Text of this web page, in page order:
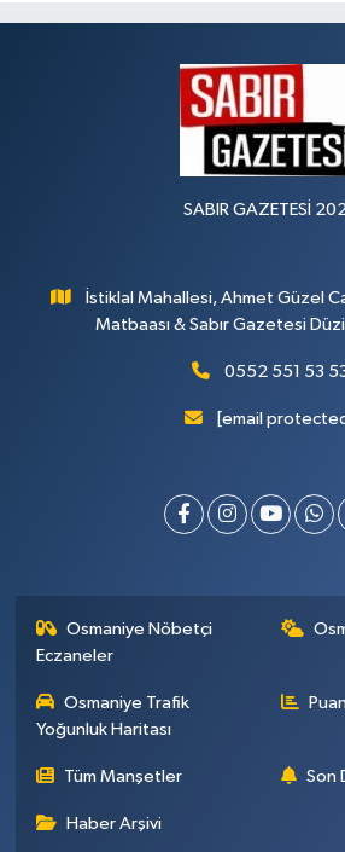
SABIR GAZETESİ
İstiklal Mahallesi, Ahmet Güzel
Matbaası & Sabır Gazetesi
0552 551 53
[email
Osmaniye Nöbetçi
Eczaneler
Osmaniye Trafik
Yoğunluk Haritası
Tüm Manşetler Son
Haber Arşivi